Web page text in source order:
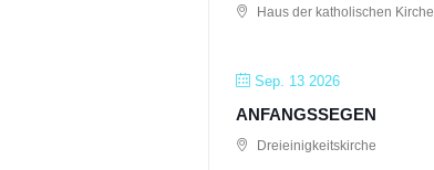
Haus der katholischen Kirche
Sep. 13 2026
ANFANGSSEGEN
Dreieinigkeitskirche